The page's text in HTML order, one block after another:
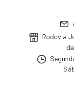
Rodovia